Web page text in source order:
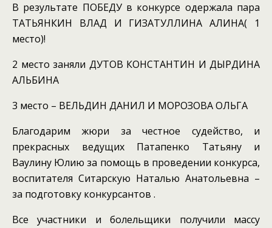
В результате ПОБЕДУ в конкурсе одержала пара
ТАТЬЯНКИН ВЛАД И ГИЗАТУЛЛИНА АЛИНА( 1
место)!
2 место заняли ДУТОВ КОНСТАНТИН И ДЫРДИНА
АЛЬБИНА
3 место – ВЕЛЬДИН ДАНИЛ И МОРОЗОВА ОЛЬГА
Благодарим жюри за честное судейство, и
прекрасных ведущих Патапенко Татьяну и
Ваулину Юлию за помощь в проведении конкурса,
воспитателя Ситарскую Наталью Анатольевна –
за подготовку конкурсантов .
Все участники и болельщики получили массу